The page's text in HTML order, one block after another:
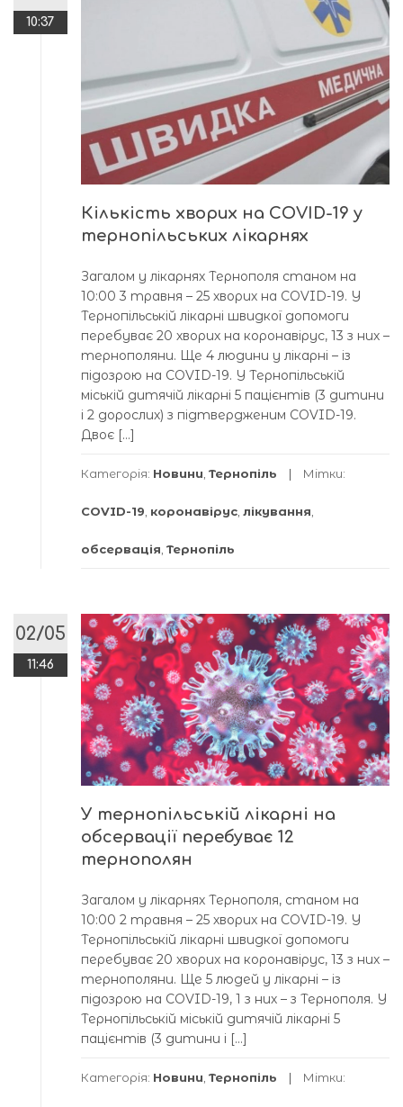
10:37
Кількість хворих на COVID-19 у
тернопільських лікарнях
Загалом у лікарнях Тернополя станом на
10:00 3 травня – 25 хворих на COVID-19. У
Тернопільській лікарні швидкої допомоги
перебуває 20 хворих на коронавірус, 13 з них –
тернополяни. Ще 4 людини у лікарні – із
підозрою на COVID-19. У Тернопільській
міській дитячій лікарні 5 пацієнтів (3 дитини
і 2 дорослих) з підтвердженим COVID-19.
Двоє […]
Категорія: Новини Тернопіль Мітки:
COVID-19 коронавірус лікування
обсервація Тернопіль
02/05
11:46
У тернопільській лікарні на
обсервації перебуває 12
тернополян
Загалом у лікарнях Тернополя, станом на
10:00 2 травня – 25 хворих на COVID-19. У
Тернопільській лікарні швидкої допомоги
перебуває 20 хворих на коронавірус, 13 з них –
тернополяни. Ще 5 людей у лікарні – із
підозрою на COVID-19, 1 з них – з Тернополя. У
Тернопільській міській дитячій лікарні 5
пацієнтів (3 дитини і […]
Категорія: Новини Тернопіль Мітки: